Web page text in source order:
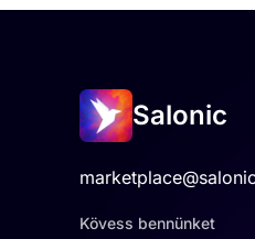
Salonic
Kövess bennünket